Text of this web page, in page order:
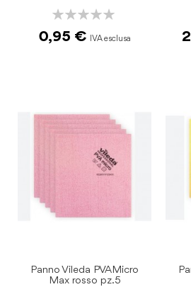
Rating:
0,95 €
Panno Vileda PVAMicro
Max rosso pz.5